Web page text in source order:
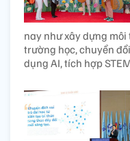
nay như xây dựng
trường học, chuyển
dụng AI, tích hợp